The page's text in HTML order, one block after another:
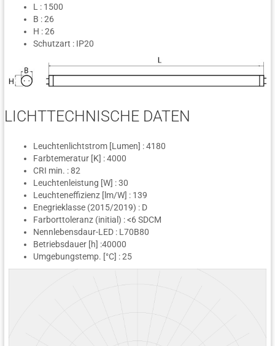
L : 1500
B : 26
H : 26
Schutzart : IP20
LICHTTECHNISCHE DATEN
Leuchtenlichtstrom [Lumen] : 4180
Farbtemeratur [K] : 4000
CRI min. : 82
Leuchtenleistung [W] : 30
Leuchteneffizienz [lm/W] : 139
Enegrieklasse (2015/2019) : D
Farborttoleranz (initial) : <6 SDCM
Nennlebensdaur-LED : L70B80
Betriebsdauer [h] :40000
Umgebungstemp. [°C] : 25